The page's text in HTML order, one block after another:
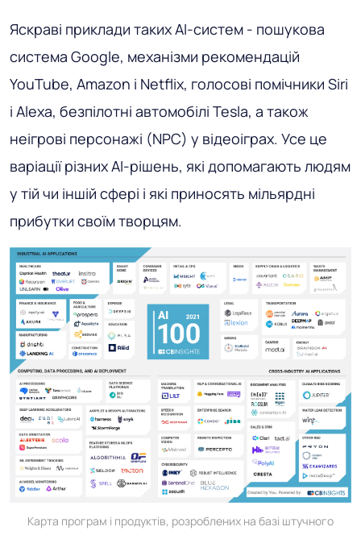
Яскраві приклади таких AI-систем - пошукова
система Google, механізми рекомендацій
YouTube, Amazon і Netflix, голосові помічники Siri
і Alexa, безпілотні автомобілі Tesla, а також
неігрові персонажі (NPC) у відеоіграх. Усе це
варіації різних AI-рішень, які допомагають людям
у тій чи іншій сфері і які приносять мільярдні
прибутки своїм творцям.
Карта програм і продуктів, розроблених на базі штучного